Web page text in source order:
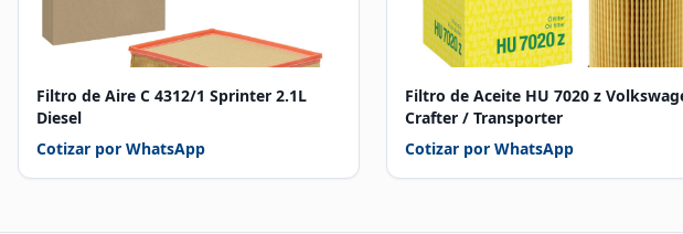
Filtro de Aire C 4312/1 Sprinter 2.1L
Diesel
Cotizar por WhatsApp
Filtro de Aceite HU 7020 z
Crafter / Transporter
Cotizar por WhatsApp